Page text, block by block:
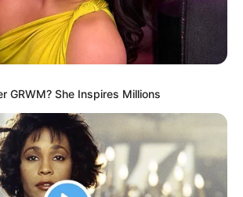
ΥΓΕΙΑ
CureVac κατηγορούν για
GRWM? She Inspires Millions